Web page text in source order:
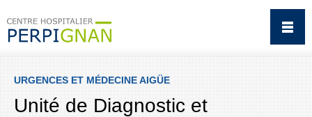
URGENCES ET MÉDECINE AIGÜE
Unité de Diagnostic et